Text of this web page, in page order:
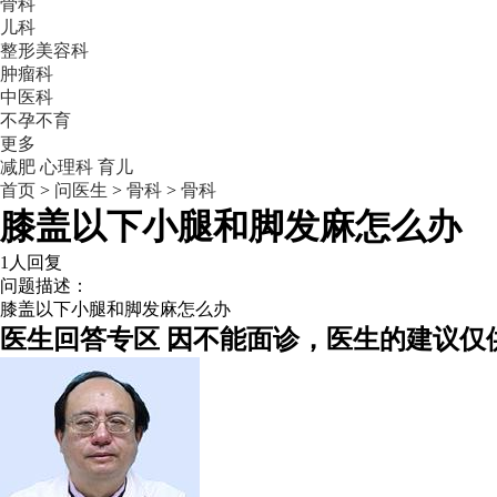
骨科
儿科
整形美容科
肿瘤科
中医科
不孕不育
更多
减肥 心理科 育儿
首页 > 问医生 > 骨科 > 骨科
膝盖以下小腿和脚发麻怎么办
1人回复
问题描述：
膝盖以下小腿和脚发麻怎么办
医生回答专区 因不能面诊，医生的建议仅